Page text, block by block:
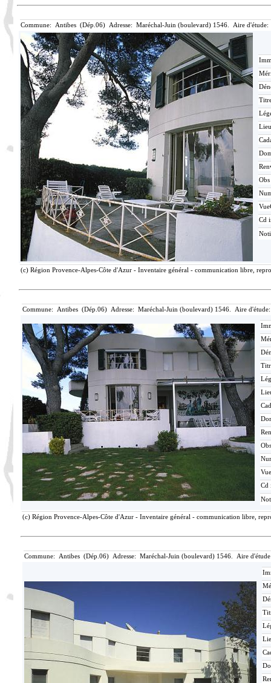
Commune: Antibes (Dép.06) Adresse: Maréchal-Juin (boulevard) 1546. Aire
Obs
Cd
(c) Région Provence-Alpes-Côte d'Azur - Inventaire général - communication libre,
Commune: Antibes (Dép.06) Adresse: Maréchal-Juin (boulevard) 1546. Aire
Obs
Cd
(c) Région Provence-Alpes-Côte d'Azur - Inventaire général - communication libre,
Commune: Antibes (Dép.06) Adresse: Maréchal-Juin (boulevard) 1546. Aire